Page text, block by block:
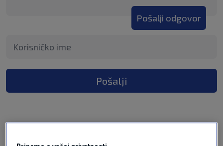
Pošalji odgovor
Pošalji